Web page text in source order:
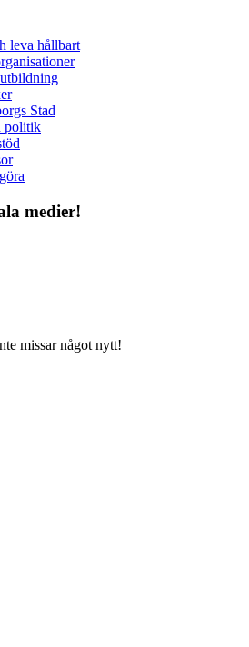
leva hållbart
Stad
politik
medier!
missar något nytt!